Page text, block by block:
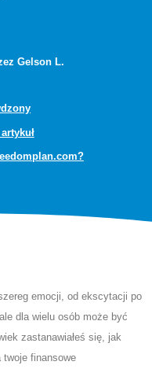
Gelson L.
emocji, od ekscytacji po
dla wielu osób może być
zastanawiałeś się, jak
twoje finansowe